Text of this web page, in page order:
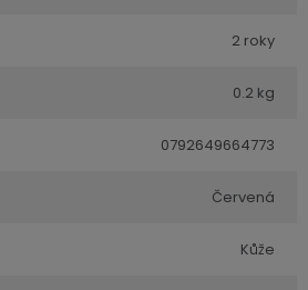
2 roky
0.2 kg
0792649664773
Červená
Kůže